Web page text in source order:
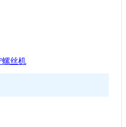
螺丝机